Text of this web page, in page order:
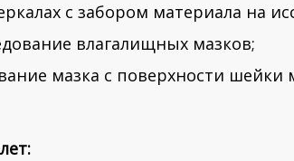
с забором материала на
влагалищных мазков;
мазка с поверхности шейки